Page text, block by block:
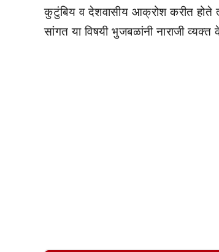
कुटुंबिय व देशवासीय आक्रोश करीत होते
सांगत या विषयी भुजबळांनी नाराजी व्यक्त